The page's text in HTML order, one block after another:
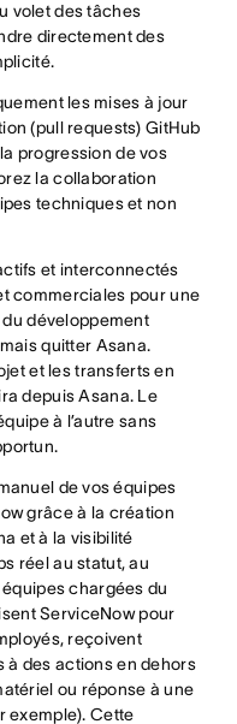
volet des tâches
directement des
les mises à jour
(pull requests) GitHub
progression de vos
la collaboration
techniques et non
et interconnectés
commerciales pour une
développement
quitter Asana.
et les transferts en
depuis Asana. Le
à l’autre sans
de vos équipes
grâce à la création
et à la visibilité
réel au statut, au
chargées du
ServiceNow pour
reçoivent
à des actions en dehors
ou réponse à une
exemple). Cette